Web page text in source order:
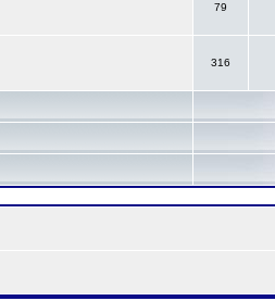
79
316